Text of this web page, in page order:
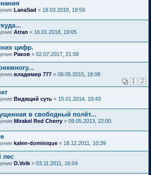
LanaSad « 18.03.2018, 19:59
Atran « 16.01.2018, 19:05
цифр.
Раков « 02.07.2017, 21:58
владимир 777 « 08.05.2015, 18:08
1 2
Видящий суть « 15.01.2014, 10:43
в свободный полёт...
Mirakel Red Cherry « 09.05.2013, 22:00
kalen-dominique « 18.12.2011, 10:39
лес
D.Volk « 03.11.2011, 16:04